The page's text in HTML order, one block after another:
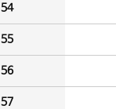
54
55
56
57